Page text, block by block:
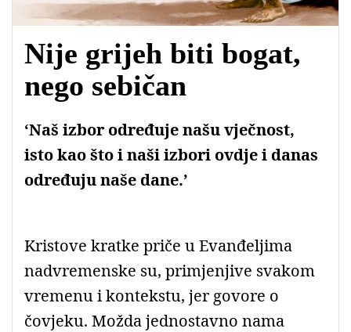
Nije grijeh biti bogat,
nego sebičan
‘Naš izbor određuje našu vječnost,
isto kao što i naši izbori ovdje i danas
određuju naše dane.’
Kristove kratke priče u Evanđeljima
nadvremenske su, primjenjive svakom
vremenu i kontekstu, jer govore o
čovjeku. Možda jednostavno nama